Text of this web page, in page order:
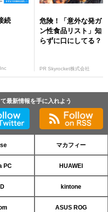
続
危険！「意外な発ガ
ン性食品リスト」知
らずに口にしてる？
PR Skyrocket株式会社
最新情報を手に入れよう
マカフィー
PC HUAWEI
kintone
ASUS ROG